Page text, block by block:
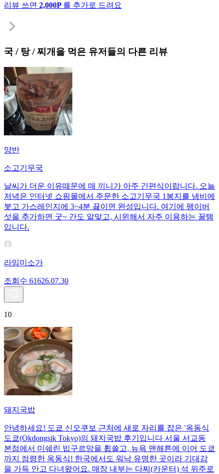
리뷰 쓰면 2,000P 를 추가로 드려요
국 / 탕 / 찌개 을 먹은 유저들의 다른 리뷰
양반
소고기무국
날씨가 더운 이유때문에 매 끼니가 아주 간편식이랍니다. 오늘
저녁은 인터넷 쇼핑몰에서 주문한 소고기무국 1봉지를 냄비에
붓고 가스레인지에 3~4분 끓이면 완성입니다. 여기에 팽이버
섯을 추가하면 굿~ 간도 알맞고, 시윈해서 자주 이용하는 꿀템
입니다.
라임미소가
조회수 61626.07.30
10
돼지국밥
안녕하세요! 도쿄 신오쿠보 근처에 새로 자리를 잡은 '옥동식
도쿄(Okdongsik Tokyo)의 돼지국밥 후기입니다 서울 서교동
본점에서 미쉐린 빕구르망을 휩쓸고, 뉴욕 맨해튼에 이어 도쿄
까지 점령한 옥동식! 한국에서도 워낙 유명한 곳이라 기대감
을 가득 안고 다녀왔어요. 매장 내부는 다찌(카운터) 석 위주로